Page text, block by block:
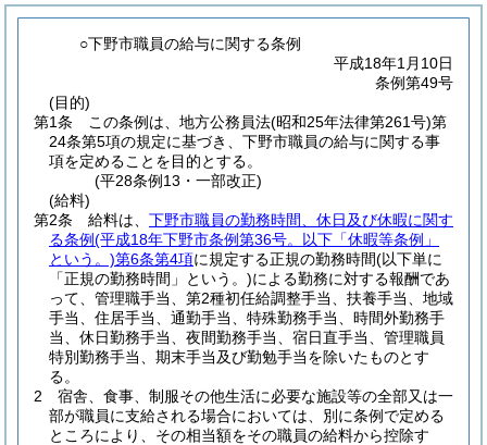
○下野市職員の給与に関する条例
平成18年1月10日
条例第49号
(目的)
第1条
この条例は、地方公務員法(昭和25年法律第261号)第
24条第5項の規定に基づき、下野市職員の給与に関する事
項を定めることを目的とする。
(平28条例13・一部改正)
(給料)
第2条
給料は、 下野市職員の勤務時間、休日及び休暇に関す
る条例(平成18年下野市条例第36号。以下「休暇等条例」
という。)第6条第4項に規定する正規の勤務時間(以下単に
「正規の勤務時間」という。)による勤務に対する報酬であ
って、管理職手当、第2種初任給調整手当、扶養手当、地域
手当、住居手当、通勤手当、特殊勤務手当、時間外勤務手
当、休日勤務手当、夜間勤務手当、宿日直手当、管理職員
特別勤務手当、期末手当及び勤勉手当を除いたものとす
る。
2
宿舎、食事、制服その他生活に必要な施設等の全部又は一
部が職員に支給される場合においては、別に条例で定める
ところにより、その相当額をその職員の給料から控除す